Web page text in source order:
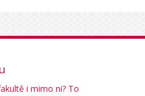
i mimo ni? To